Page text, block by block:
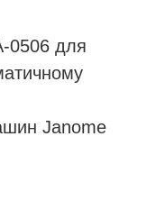
0506 для
Janome